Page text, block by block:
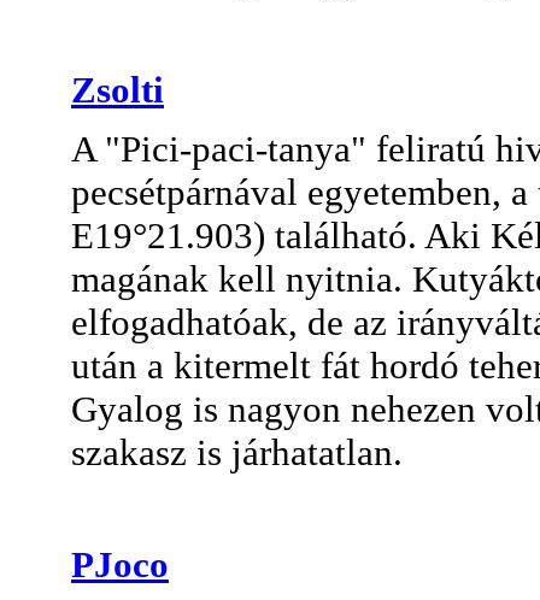
Zsolti
A "Pici-paci-tanya" feliratú
pecsétpárnával egyetemben,
E19°21.903) található. Aki
magának kell nyitnia.
elfogadhatóak, de az
után a kitermelt fát hordó
Gyalog is nagyon nehezen
szakasz is járhatatlan.
PJoco